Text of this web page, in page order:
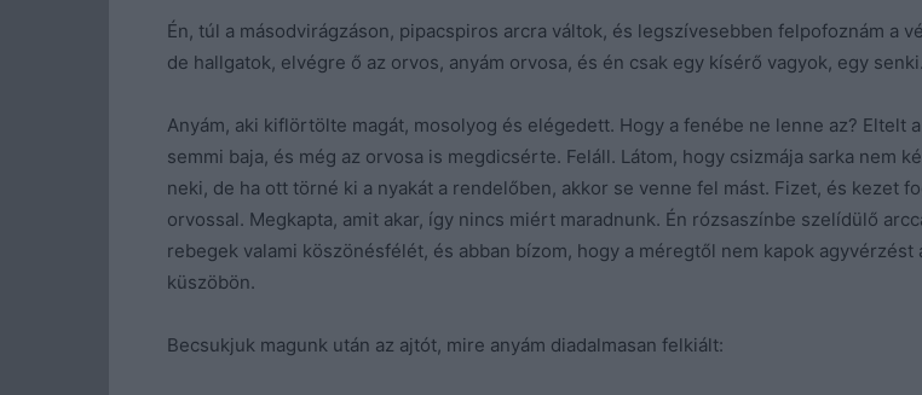
Én, túl a másodvirágzáson, pipacspiros arcra váltok, és legszívesebben felpofoznám a
de hallgatok, elvégre ő az orvos, anyám orvosa, és én csak egy kísérő vagyok, egy senki.
Anyám, aki kiflörtölte magát, mosolyog és elégedett. Hogy a fenébe ne lenne az? Eltelt
semmi baja, és még az orvosa is megdicsérte. Feláll. Látom, hogy csizmája sarka nem
neki, de ha ott törné ki a nyakát a rendelőben, akkor se venne fel mást. Fizet, és kezet
orvossal. Megkapta, amit akar, így nincs miért maradnunk. Én rózsaszínbe szelídülő
rebegek valami köszönésfélét, és abban bízom, hogy a méregtől nem kapok agyvérzést
küszöbön.
Becsukjuk magunk után az ajtót, mire anyám diadalmasan felkiált: